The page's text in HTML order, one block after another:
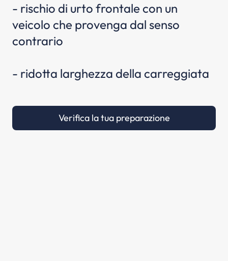
- rischio di urto frontale con un
veicolo che provenga dal senso
contrario
- ridotta larghezza della carreggiata
Verifica la tua preparazione